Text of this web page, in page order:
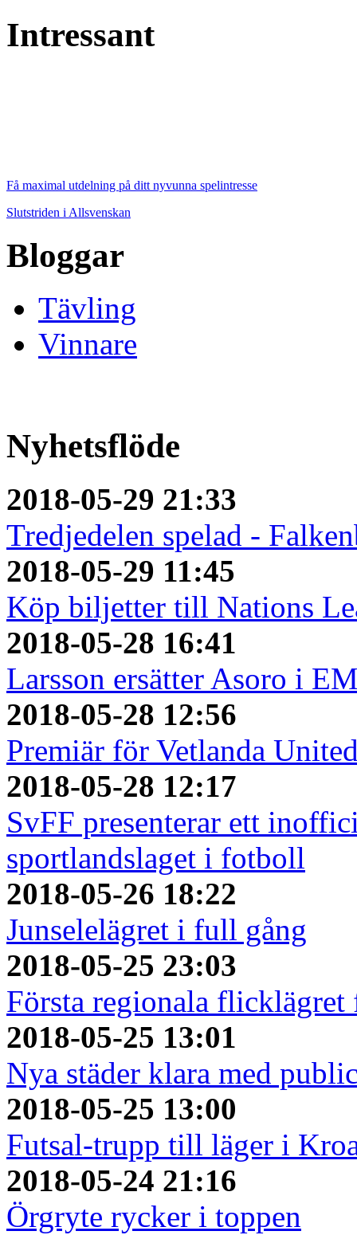
Intressant
Få maximal utdelning på ditt nyvunna spelintresse
Slutstriden i Allsvenskan
Bloggar
Tävling
Vinnare
Nyhetsflöde
2018-05-29 21:33
Tredjedelen spelad -
2018-05-29 11:45
Köp biljetter till Nations
2018-05-28 16:41
Larsson ersätter Asoro i
2018-05-28 12:56
Premiär för Vetlanda
2018-05-28 12:17
SvFF presenterar ett
sportlandslaget i fotboll
2018-05-26 18:22
Junselelägret i full gång
2018-05-25 23:03
Första regionala
2018-05-25 13:01
Nya städer klara med
2018-05-25 13:00
Futsal-trupp till läger i
2018-05-24 21:16
Örgryte rycker i toppen